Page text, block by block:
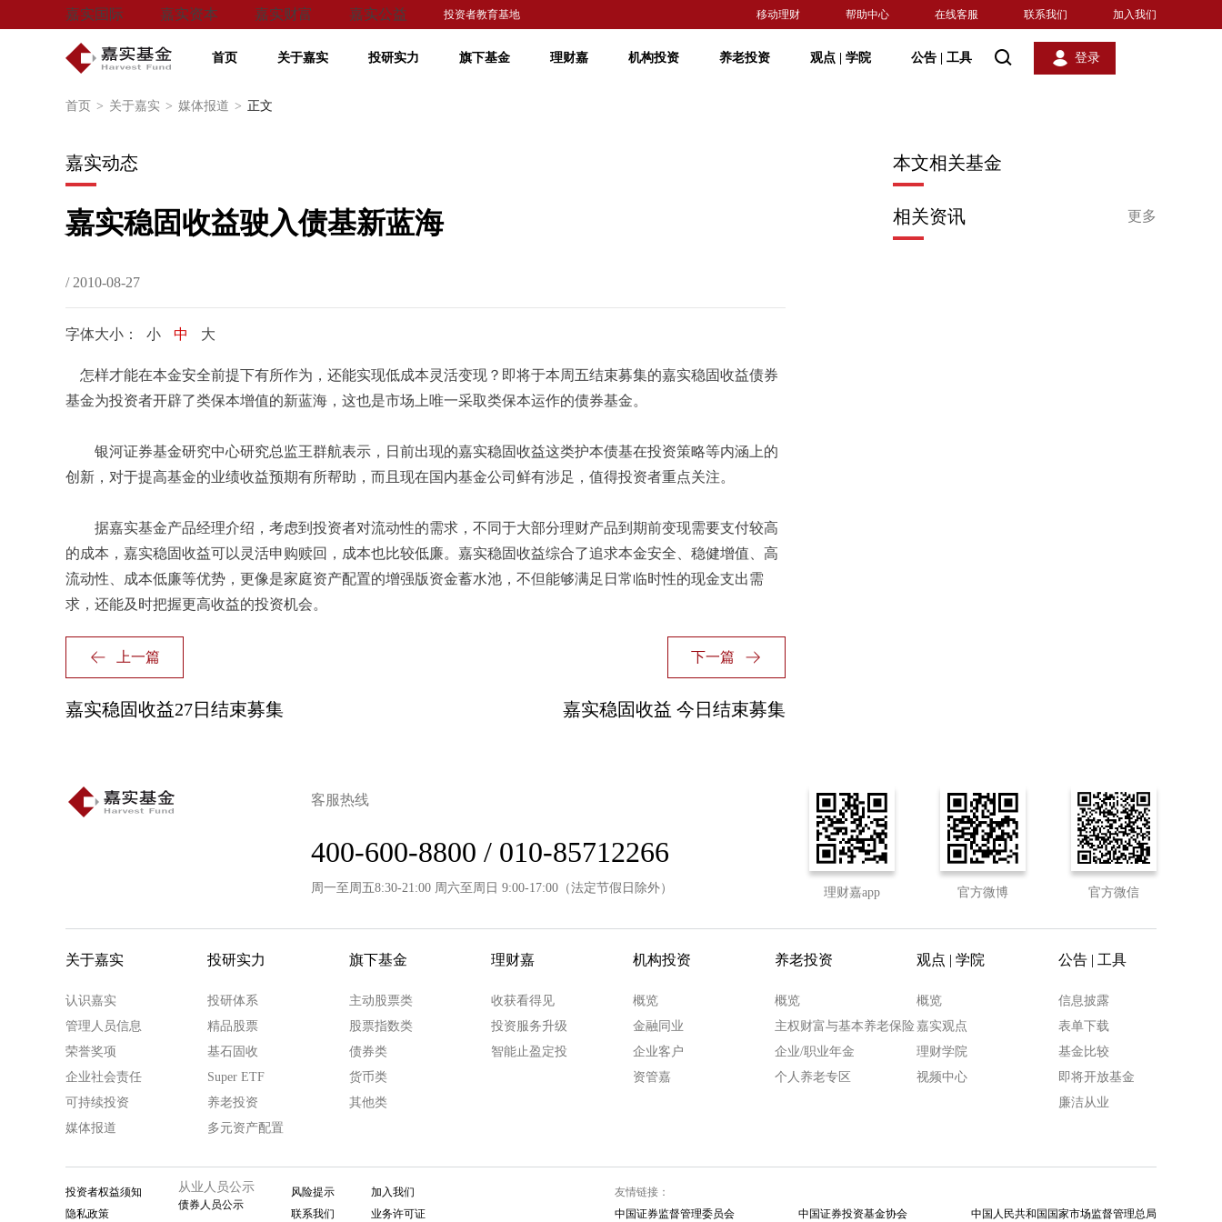
嘉实国际 嘉实资本 嘉实财富 嘉实公益 投资者教育基地 移动理财 帮助中心 在线客服 联系我们 加入我们
首页 关于嘉实 投研实力 旗下基金 理财嘉 机构投资 养老投资 观点 学院 公告 工具 登录
首页 > 关于嘉实 > 媒体报道 > 正文
本文相关基金
更多
相关资讯
嘉实动态
嘉实稳固收益驶入债基新蓝海
/ 2010-08-27
字体大小： 小 中 大
怎样才能在本金安全前提下有所作为，还能实现低成本灵活变现？即将于本周五结束募集的嘉实稳固收益债券
基金为投资者开辟了类保本增值的新蓝海，这也是市场上唯一采取类保本运作的债券基金。
银河证券基金研究中心研究总监王群航表示，日前出现的嘉实稳固收益这类护本债基在投资策略等内涵上的
创新，对于提高基金的业绩收益预期有所帮助，而且现在国内基金公司鲜有涉足，值得投资者重点关注。
据嘉实基金产品经理介绍，考虑到投资者对流动性的需求，不同于大部分理财产品到期前变现需要支付较高
的成本，嘉实稳固收益可以灵活申购赎回，成本也比较低廉。嘉实稳固收益综合了追求本金安全、稳健增值、高
流动性、成本低廉等优势，更像是家庭资产配置的增强版资金蓄水池，不但能够满足日常临时性的现金支出需
求，还能及时把握更高收益的投资机会。
上一篇
嘉实稳固收益27日结束募集
下一篇
嘉实稳固收益 今日结束募集
理财嘉app 官方微博 官方微信
客服热线
400-600-8800 / 010-85712266
周一至周五8:30-21:00 周六至周日 9:00-17:00（法定节假日除外）
关于嘉实
认识嘉实
管理人员信息
荣誉奖项
企业社会责任
可持续投资
媒体报道
投研实力
投研体系
精品股票
基石固收
Super ETF
养老投资
多元资产配置
旗下基金
主动股票类
股票指数类
债券类
货币类
其他类
理财嘉
收获看得见
投资服务升级
智能止盈定投
机构投资
概览
金融同业
企业客户
资管嘉
养老投资
概览
主权财富与基本养老保险
企业/职业年金
个人养老专区
观点 | 学院
概览
嘉实观点
理财学院
视频中心
公告 | 工具
信息披露
表单下载
基金比较
即将开放基金
廉洁从业
投资者权益须知
隐私政策
从业人员公示
债券人员公示
风险提示
联系我们
加入我们
业务许可证
友情链接：
中国证券监督管理委员会
中国证券投资基金协会 中国人民共和国国家市场监督管理总局